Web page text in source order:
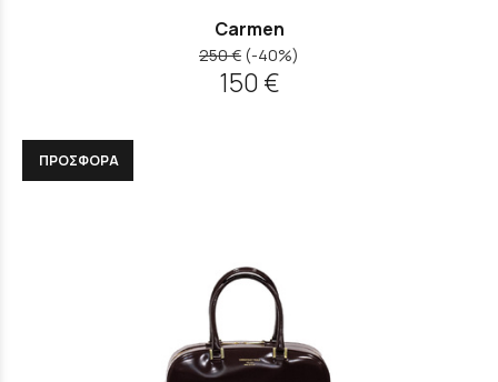
Carmen
250 € (-40%)
150 €
ΠΡΟΣΦΟΡΑ